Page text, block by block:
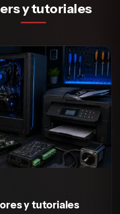
y tutoriales
y tutoriales